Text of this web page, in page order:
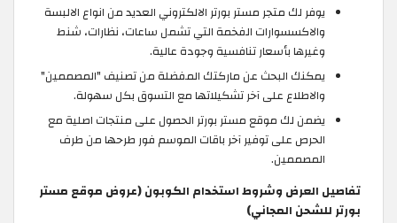
يوفر لك متجر مستر بورتر الالكتروني العديد من انواع الالبسة
والاكسسوارات الفخمة التي تشمل ساعات، نظارات، شنط
وغيرها بأسعار تنافسية وجودة عالية.
يمكنك البحث عن ماركتك المفضلة من تصنيف "المصممين"
والاطلاع على آخر تشكيلاتها مع التسوق بكل سهولة.
يضمن لك موقع مستر بورتر الحصول على منتجات اصلية مع
الحرص على توفير آخر باقات الموسم فور طرحها من طرف
المصممين.
تفاصيل العرض وشروط استخدام الكوبون (عروض موقع مستر
بورتر للشحن المجاني)